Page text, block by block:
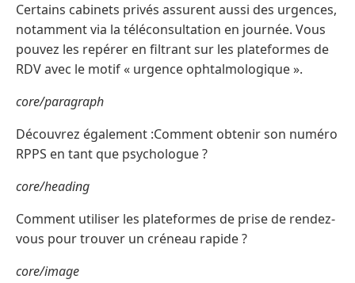
Certains cabinets privés assurent aussi des urgences,
notamment via la téléconsultation en journée. Vous
pouvez les repérer en filtrant sur les plateformes de
RDV avec le motif « urgence ophtalmologique ».
core/paragraph
Découvrez également :Comment obtenir son numéro
RPPS en tant que psychologue ?
core/heading
Comment utiliser les plateformes de prise de rendez-
vous pour trouver un créneau rapide ?
core/image